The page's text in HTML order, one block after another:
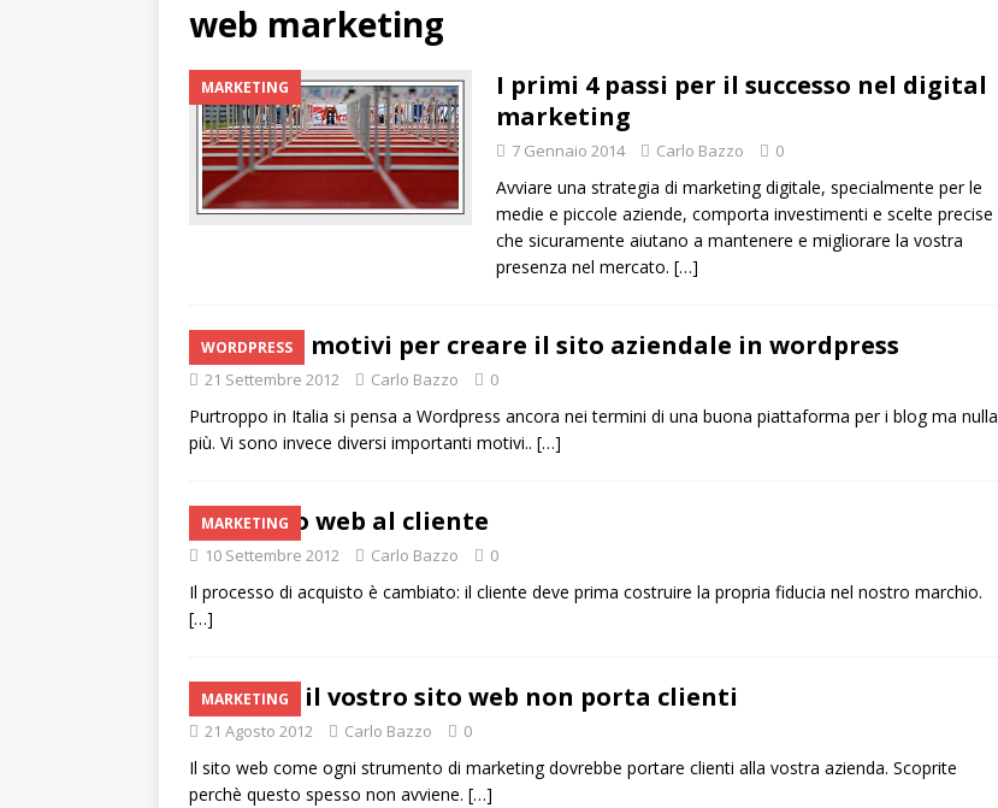
web marketing
MARKETING
I primi 4 passi per il successo nel digital
marketing
7 Gennaio 2014 Carlo Bazzo 0
Avviare una strategia di marketing digitale, specialmente per le
medie e piccole aziende, comporta investimenti e scelte precise
che sicuramente aiutano a mantenere e migliorare la vostra
presenza nel mercato. […]
WORDPRESS
7 buoni motivi per creare il sito aziendale in wordpress
21 Settembre 2012 Carlo Bazzo 0
Purtroppo in Italia si pensa a Wordpress ancora nei termini di una buona piattaforma per i blog ma nulla
più. Vi sono invece diversi importanti motivi.. […]
MARKETING
Dal sito web al cliente
10 Settembre 2012 Carlo Bazzo 0
Il processo di acquisto è cambiato: il cliente deve prima costruire la propria fiducia nel nostro marchio.
[…]
MARKETING
Perchè il vostro sito web non porta clienti
21 Agosto 2012 Carlo Bazzo 0
Il sito web come ogni strumento di marketing dovrebbe portare clienti alla vostra azienda. Scoprite
perchè questo spesso non avviene. […]